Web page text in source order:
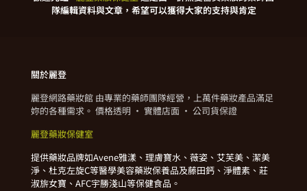
隊編輯資料與文章，希望可以獲得大家的支持與肯定
關於麗登
麗登網路藥妝館 由專業的藥師團隊經營，上萬件藥妝產品滿足
妳的各種需求。 價格透明 · 實體店面 · 公司貨保證
麗登藥妝保健室
提供藥妝品牌如Avene雅漾、理膚寶水、薇姿、艾芙美、潔美
淨、杜克左旋C等醫學美容藥妝保養品及藤田鈣、淨體素、莊
淑旂女寶、AFC宇勝淺山等保健食品。